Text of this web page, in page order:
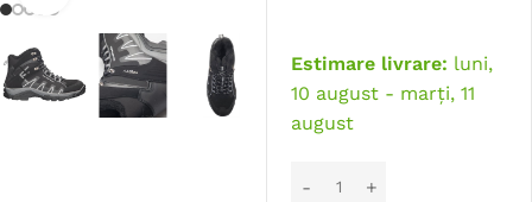
Estimare livrare: luni,
10 august - marți, 11
august